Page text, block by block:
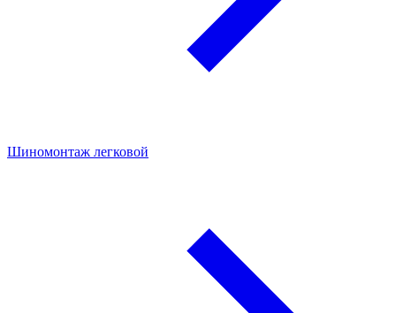
Шиномонтаж легковой